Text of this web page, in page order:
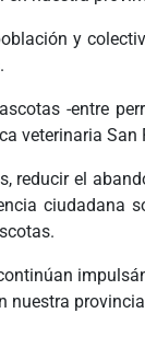
y
-entre
veterinaria
reducir el
nuestra